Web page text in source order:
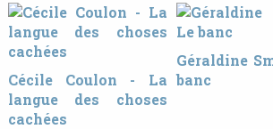
Cécile Coulon - La
langue des choses
cachées
Géraldine
banc